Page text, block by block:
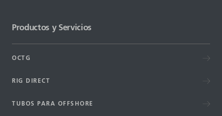
Productos y Servicios
OCTG
RIG DIRECT
TUBOS PARA OFFSHORE